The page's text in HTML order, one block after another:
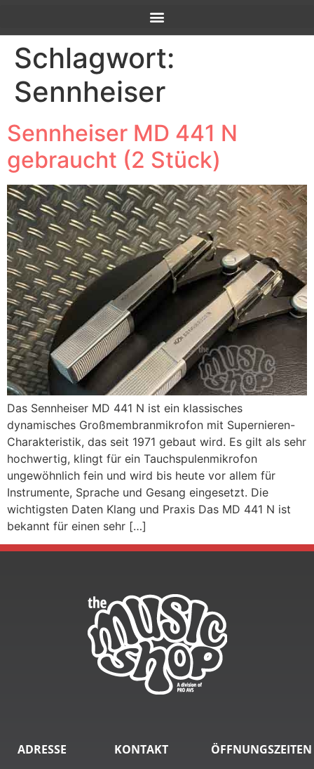
Schlagwort:
Sennheiser
Sennheiser MD 441 N
gebraucht (2 Stück)
Das Sennheiser MD 441 N ist ein klassisches
dynamisches Großmembranmikrofon mit Supernieren-
Charakteristik, das seit 1971 gebaut wird. Es gilt als sehr
hochwertig, klingt für ein Tauchspulenmikrofon
ungewöhnlich fein und wird bis heute vor allem für
Instrumente, Sprache und Gesang eingesetzt. Die
wichtigsten Daten Klang und Praxis Das MD 441 N ist
bekannt für einen sehr […]
ADRESSE KONTAKT ÖFFNUNGSZEITEN